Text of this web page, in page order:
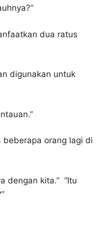
dua ratus
digunakan untuk
beberapa orang lagi di
dengan kita.” “Itu